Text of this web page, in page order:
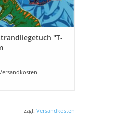
"T-
zzgl. Versandkosten